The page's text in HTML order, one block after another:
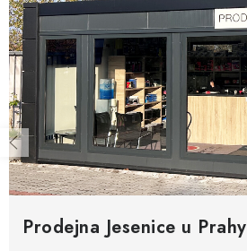
Prodejna Jesenice u Prahy